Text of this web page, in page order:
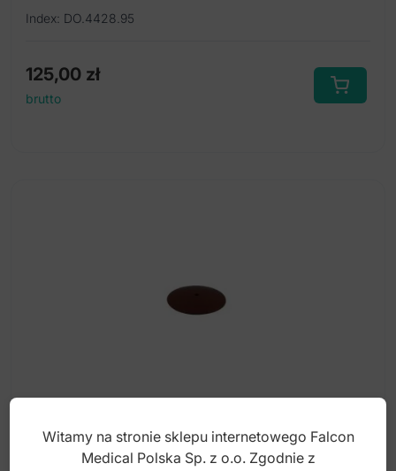
Index: DO.4428.95
125,00 zł
brutto
Gumka polerska syntetyczna ø22x4mm, bez
lateksu (stopień-1)
Witamy na stronie sklepu internetowego Falcon
Medical Polska Sp. z o.o. Zgodnie z